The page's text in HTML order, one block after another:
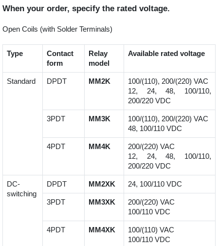
When your order, specify the rated voltage.
Open Coils (with Solder Terminals)
Type
Contact
form
Relay
model
Available rated voltage
Standard DPDT MM2K
100/(110), 200/(220) VAC
12, 24, 48, 100/110,
200/220 VDC
3PDT MM3K
100/(110), 200/(220) VAC
48, 100/110 VDC
4PDT MM4K
200/(220) VAC
12, 24, 48, 100/110,
200/220 VDC
DC-
switching
DPDT MM2XK 24, 100/110 VDC
3PDT MM3XK
200/(220) VAC
100/110 VDC
4PDT MM4XK
100/(110) VAC
100/110 VDC